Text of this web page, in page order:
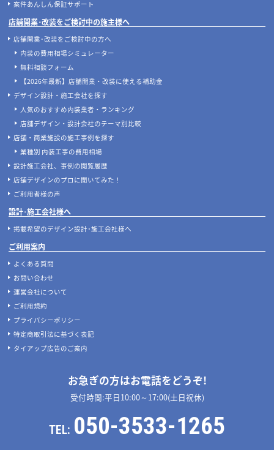
案件あんしん保証サポート
店舗開業･改装をご検討中の施主様へ
店舗開業･改装をご検討中の方へ
内装の費用相場シミュレーター
無料相談フォーム
【2026年最新】店舗開業・改装に使える補助金
デザイン設計・施工会社を探す
人気のおすすめ内装業者・ランキング
店舗デザイン・設計会社のテーマ別比較
店舗・商業施設の施工事例を探す
業種別 内装工事の費用相場
設計施工会社、事例の閲覧履歴
店舗デザインのプロに聞いてみた！
ご利用者様の声
設計･施工会社様へ
掲載希望のデザイン設計･施工会社様へ
ご利用案内
よくある質問
お問い合わせ
運営会社について
ご利用規約
プライバシーポリシー
特定商取引法に基づく表記
タイアップ広告のご案内
お急ぎの方はお電話をどうぞ!
受付時間:平日10:00～17:00(土日祝休)
TEL: 050-3533-1265